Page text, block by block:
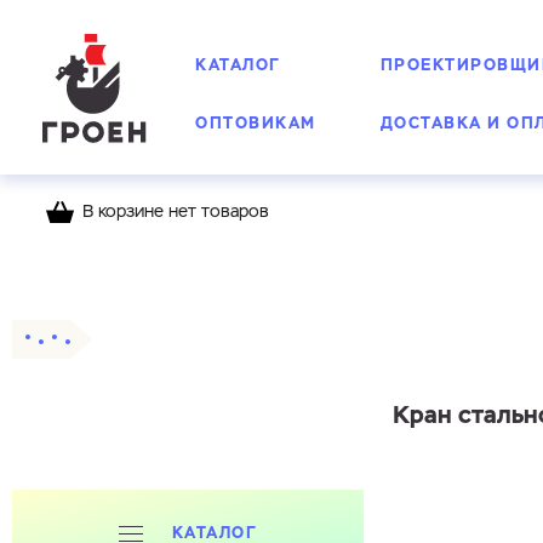
КАТАЛОГ
ОПТОВИКАМ ДОСТАВКА И
В корзине нет товаров
Кран
КАТАЛОГ